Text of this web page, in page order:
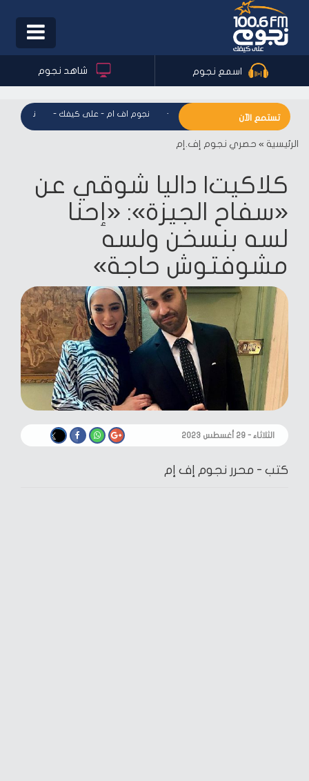
Toggle
اسمع نجوم شاهد نجوم
تستمع الآن - نجوم اف ام - على كيفك - نجوم اف ام - على كيفك نجوم اف
الرئيسية » حصري نجوم إف.إم
كلاكيت| داليا شوقي عن
«سفاح الجيزة»: «إحنا
لسه بنسخن ولسه
مشوفتوش حاجة»
الثلاثاء - ٢٩ أغسطس ٢٠٢٣
كتب - محرر نجوم إف إم